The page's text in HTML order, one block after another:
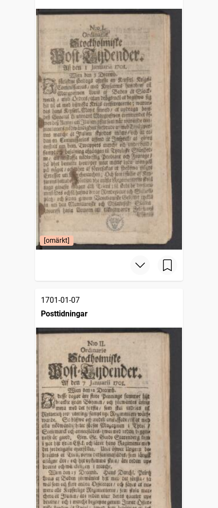
[omärkt]
1701-01-07
Posttidningar